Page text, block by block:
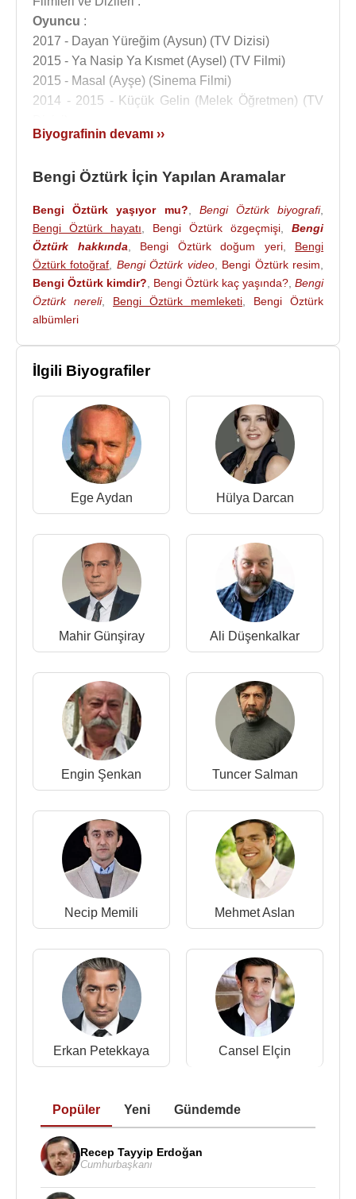
Oyuncu :
2017 - Dayan Yüreğim (Aysun) (TV Dizisi)
2015 - Ya Nasip Ya Kısmet (Aysel) (TV Filmi)
2015 - Masal (Ayşe) (Sinema Filmi)
2014 - 2015 - Küçük Gelin (Melek Öğretmen) (TV
2013 - Küçük Kıyamet (TV Dizisi)
2012 - 2014 - Yalan Dünya (TV Dizisi)
2011 - Farklı Boyut (Rol Adı Ekle) (TV Dizisi)
2010 - Mükemmel Çift (Şeyda Ayancık) (TV Dizisi)
2010 - Kızım Nerede (Canan) (TV Dizisi)
2009 - Canım Ailem (Sevin) (TV Dizisi)
2007 - Sessiz Fırtına (Dilara Sancaktar) (TV Dizisi)
2007 - Büyük Buluşma 4. Sezon (Sezen Öğretmen)
2005 - Kapıları Açmak (Melis) (TV Dizisi)
2005 - Dönme Dolap (TV Dizisi)
2005 - Beşinci Boyut (Savcı Filiz) (TV Dizisi)
2004 - Hoşgeldin Hayat (Serap) (Sinema Filmi)
Kaynak:Biyografiler.com
Biyografinin devamı ››
Bengi Öztürk İçin Yapılan Aramalar
Bengi Öztürk yaşıyor mu? Bengi Öztürk biyografi,
Bengi Öztürk hayatı
Bengi Öztürk özgeçmişi
Bengi
Öztürk hakkında
Bengi Öztürk doğum yeri, Bengi
Öztürk fotoğraf
Bengi Öztürk video, Bengi Öztürk resim
Bengi Öztürk kimdir?
Bengi Öztürk kaç yaşında? Bengi
Öztürk nereli, Bengi Öztürk memleketi
Bengi Öztürk
albümleri
İlgili Biyografiler
Ege Aydan Hülya Darcan
Mahir Günşiray Ali Düşenkalkar
Engin Şenkan Tuncer Salman
Necip Memili Mehmet Aslan
Erkan Petekkaya Cansel Elçin
Popüler Yeni Gündemde
Recep Tayyip Erdoğan
Cumhurbaşkanı